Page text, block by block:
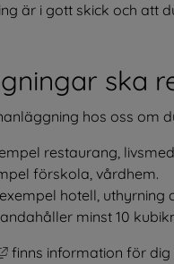
är i gott skick och att
ska
hos oss om
restaurang,
förskola, vårdhem.
hotell, uthyrning
minst 10
Länk till annan
finns information för